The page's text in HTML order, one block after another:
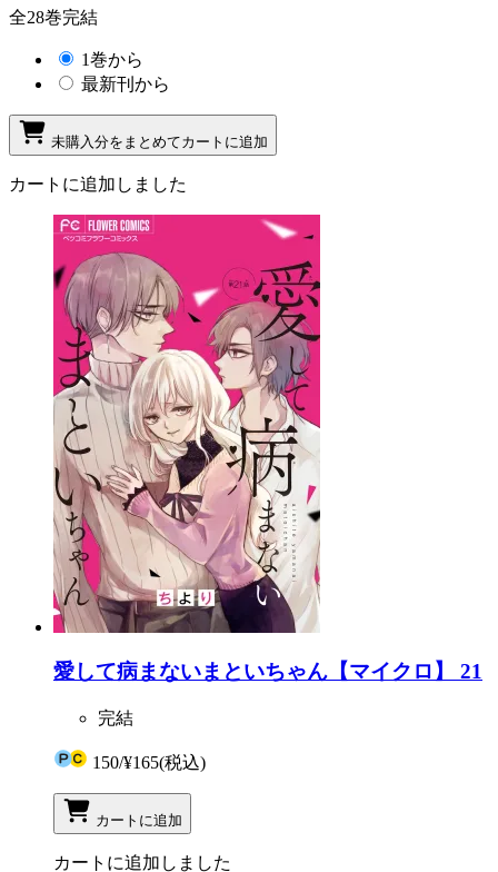
全28巻完結
1巻から
最新刊から
未購入分をまとめてカートに追加
カートに追加しました
愛して病まないまといちゃん【マイクロ】 21
完結
150/¥165(税込)
カートに追加
カートに追加しました